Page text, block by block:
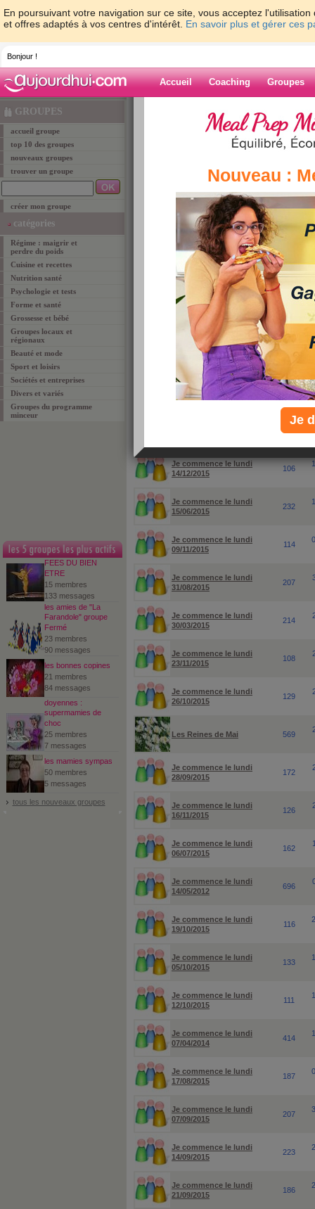
En poursuivant votre navigation sur ce site, vous acceptez
et offres adaptés à vos centres d'intérêt. En savoir plus et gérer ces
Bonjour !
Accueil Coaching Groupes
GROUPES
accueil groupe
top 10 des groupes
nouveaux groupes
trouver un groupe
créer mon groupe
catégories
Régime : maigrir et
perdre du poids
Cuisine et recettes
Nutrition santé
Psychologie et tests
Forme et santé
Grossesse et bébé
Groupes locaux et
régionaux
Beauté et mode
Sport et loisirs
Sociétés et entreprises
Divers et variés
Groupes du programme
minceur
FEES DU BIEN
ETRE
15 membres
133 messages
les amies de "La
Farandole" groupe
Fermé
23 membres
90 messages
les bonnes copines
21 membres
84 messages
doyennes :
supermamies de
choc
25 membres
7 messages
les mamies sympas
50 membres
5 messages
tous les nouveaux groupes
Les groupes
Ces groupes rassemblent toutes les
pourrez ainsi vous faire rapidement des
surtout de vos premiers résultats. Vous
auquel vous allez commencer à maigrir. Il ne
de votre nouveau groupe pour vous soutenir
astuces minceur et suivez les progrès de vos
programme (ex: St-Sylvestre si vous
pour rechercher un groupe ou un sujet
Je commence le lundi
14/12/2015
106
Je commence le lundi
15/06/2015
232
Je commence le lundi
09/11/2015
114
Je commence le lundi
31/08/2015
207
Je commence le lundi
30/03/2015
214
Je commence le lundi
23/11/2015
108
Je commence le lundi
26/10/2015
129
Les Reines de Mai 569
Je commence le lundi
28/09/2015
172
Je commence le lundi
16/11/2015
126
Je commence le lundi
06/07/2015
162
Je commence le lundi
14/05/2012
696
Je commence le lundi
19/10/2015
116
Je commence le lundi
05/10/2015
133
Je commence le lundi
12/10/2015
111
Je commence le lundi
07/04/2014
414
Je commence le lundi
17/08/2015
187
Je commence le lundi
07/09/2015
207
Je commence le lundi
14/09/2015
223
Je commence le lundi
21/09/2015
186
Nouveau :
Je